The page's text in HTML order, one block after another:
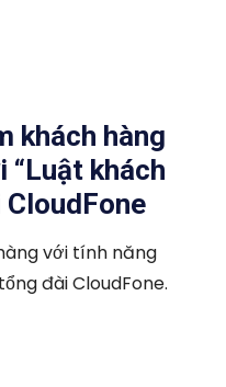
khách hàng
“Luật khách
với tính năng
đài CloudFone.